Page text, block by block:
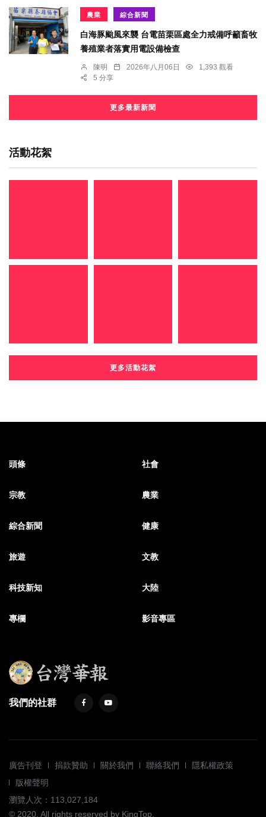
農業 綜合新聞
白海豚颱風來襲 台電苗栗區處全力戒備呼籲畜牧
養殖業者落實用電設備檢查
陳明 2026年八月06日
1,393 觀看
5 分享
更多最新新聞
活動花絮
更多活動花絮
頭條 社會
宗教 農業
綜合新聞 健康
旅遊 文教
科技新知 大陸
專欄 影音專區
我們的社群
廣告刊登 捐款贊助 關於我們 聯絡我們
隱私權政策
版權聲明
瀏覽人次：113,027,184
© 2020. All rights reserved by KingTop.